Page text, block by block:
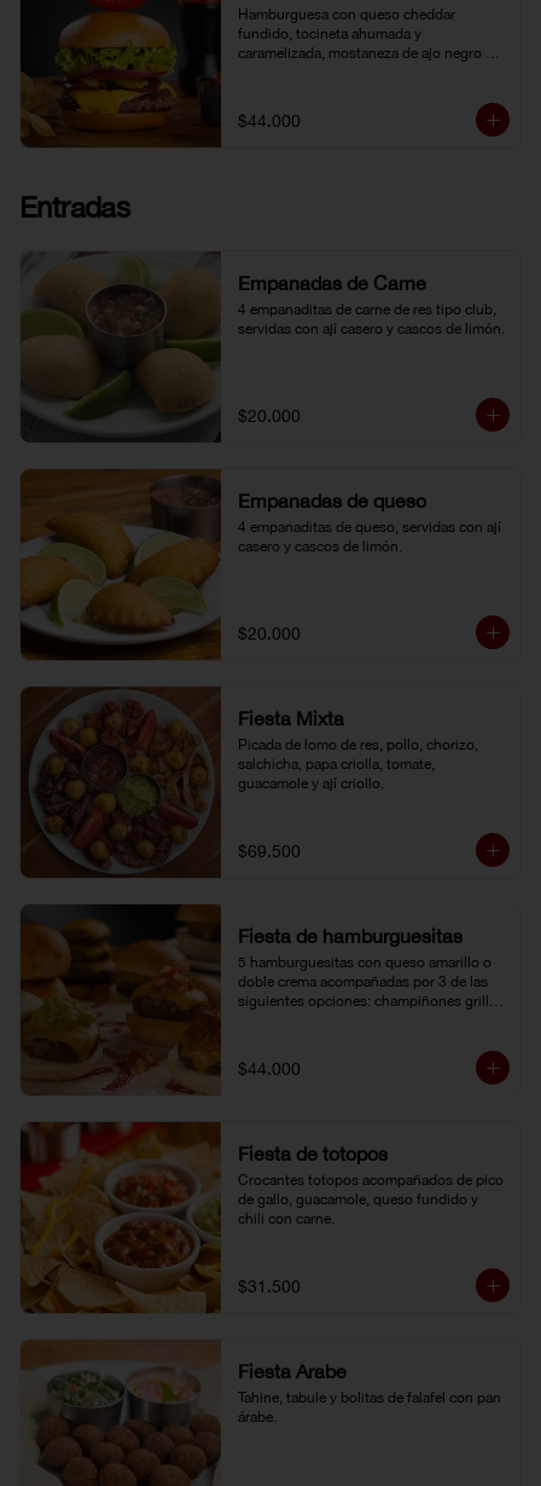
Hamburguesa con queso cheddar
fundido, tocineta ahumada y
caramelizada, mostaneza de ajo negro y
famoso chili con carne al lado.
Acompañada de papa chip o papa
$44.000
Entradas
Empanadas de Carne
4 empanaditas de carne de res tipo club,
servidas con ají casero y cascos de limón.
$20.000
Empanadas de queso
4 empanaditas de queso, servidas con ají
casero y cascos de limón.
$20.000
Fiesta Mixta
Picada de lomo de res, pollo, chorizo,
salchicha, papa criolla, tomate,
guacamole y ají criollo.
$69.500
Fiesta de hamburguesitas
5 hamburguesitas con queso amarillo o
doble crema acompañadas por 3 de las
siguientes opciones: champiñones grillé,
pimienta negra.
$44.000
Fiesta de totopos
Crocantes totopos acompañados de pico
de gallo, guacamole, queso fundido y
chili con carne.
$31.500
Fiesta Árabe
Tahine, tabule y bolitas de falafel con pan
árabe.